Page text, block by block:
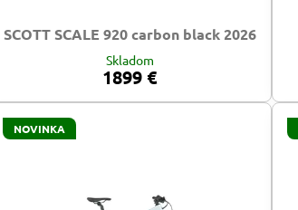
SCOTT SCALE 920 carbon black 2026
Skladom
1899 €
NOVINKA